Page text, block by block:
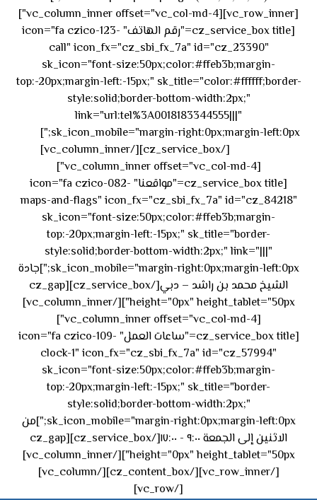
[vc_row_inner][vc_column_inner offset="vc_col-md-4"]
[cz_service_box title="رقم الهاتف" icon="fa czico-123-
call" icon_fx="cz_sbi_fx_7a" id="cz_23390"
sk_icon="font-size:50px;color:#ffeb3b;margin-
top:-20px;margin-left:-15px;" sk_title="color:#ffffff;border-
style:solid;border-bottom-width:2px;"
link="url:tel%3A0018183344555|||"
sk_icon_mobile="margin-right:0px;margin-left:0px;"]
[/cz_service_box][/vc_column_inner]
[vc_column_inner offset="vc_col-md-4"]
[cz_service_box title="مواقعنا" icon="fa czico-082-
maps-and-flags" icon_fx="cz_sbi_fx_7a" id="cz_84218"
sk_icon="font-size:50px;color:#ffeb3b;margin-
top:-20px;margin-left:-15px;" sk_title="border-
style:solid;border-bottom-width:2px;" link="|||"
sk_icon_mobile="margin-right:0px;margin-left:0px;"]جادة
الشيخ محمد بن راشد – دبي[/cz_service_box][cz_gap
height="0px" height_tablet="50px"][/vc_column_inner]
[vc_column_inner offset="vc_col-md-4"]
[cz_service_box title="ساعات العمل" icon="fa czico-109-
clock-1" icon_fx="cz_sbi_fx_7a" id="cz_57994"
sk_icon="font-size:50px;color:#ffeb3b;margin-
top:-20px;margin-left:-15px;" sk_title="border-
style:solid;border-bottom-width:2px;"
sk_icon_mobile="margin-right:0px;margin-left:0px;"]من
الاثنين إلى الجمعة ٩:٠٠ - ١٧:٠٠[/cz_service_box][cz_gap
height="0px" height_tablet="50px"][/vc_column_inner]
[/vc_row_inner][/cz_content_box][/vc_column]
[/vc_row]